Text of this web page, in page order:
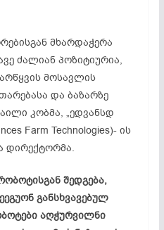
მხარდაჭერა
ძალიან პოზიტიურია,
მოსავლის
და ბაზარზე
კობმა, „ედვანსდ
Farm Technologies)- ის
დირექტორმა.
შედგება,
განსხვავებულ
აღჭურვილნი